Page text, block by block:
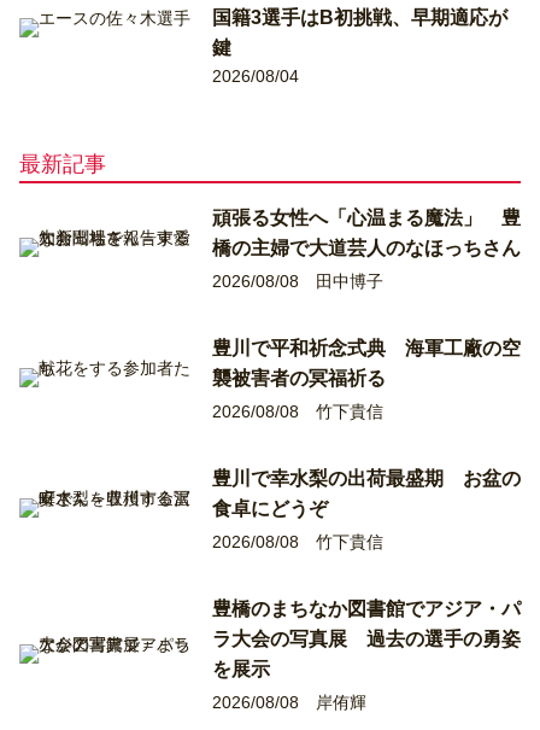
国籍3選手はB初挑戦、早期適応が
鍵
2026/08/04
最新記事
頑張る女性へ「心温まる魔法」 豊
橋の主婦で大道芸人のなほっちさん
2026/08/08 田中博子
豊川で平和祈念式典 海軍工廠の空
襲被害者の冥福祈る
2026/08/08 竹下貴信
豊川で幸水梨の出荷最盛期 お盆の
食卓にどうぞ
2026/08/08 竹下貴信
豊橋のまちなか図書館でアジア・パ
ラ大会の写真展 過去の選手の勇姿
を展示
2026/08/08 岸侑輝